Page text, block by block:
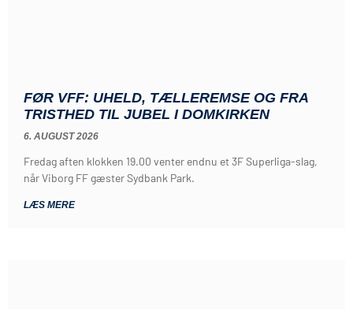
FØR VFF: UHELD, TÆLLEREMSE OG FRA
TRISTHED TIL JUBEL I DOMKIRKEN
6. AUGUST 2026
Fredag aften klokken 19.00 venter endnu et 3F Superliga-slag,
når Viborg FF gæster Sydbank Park.
LÆS MERE